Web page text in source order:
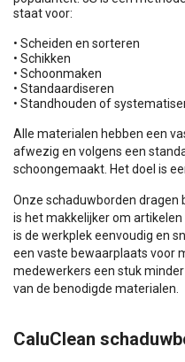
staat voor:
• Scheiden en sorteren
• Schikken
• Schoonmaken
• Standaardiseren
• Standhouden of
Alle materialen hebben een
afwezig en volgens een
schoongemaakt. Het doel is
Onze schaduwborden dragen
is het makkelijker om
is de werkplek eenvoudig en
een vaste bewaarplaats voor
medewerkers een stuk
van de benodigde materialen.
CaluClean